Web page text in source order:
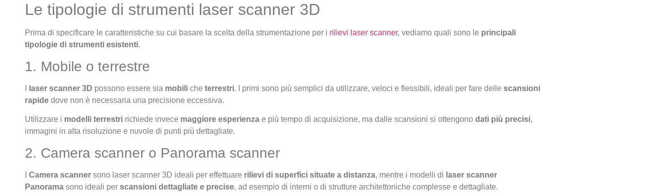
Le tipologie di strumenti laser scanner 3D
Prima di specificare le caratteristiche su cui basare la scelta della strumentazione per i rilievi laser scanner, vediamo quali sono le principali
tipologie di strumenti esistenti.
1. Mobile o terrestre
laser scanner 3D possono essere sia mobili che terrestri. I primi sono più semplici da utilizzare, veloci e flessibili, ideali per fare delle scansioni
rapide dove non è necessaria una precisione eccessiva.
Utilizzare i modelli terrestri richiede invece maggiore esperienza e più tempo di acquisizione, ma dalle scansioni si ottengono dati più precisi,
immagini in alta risoluzione e nuvole di punti più dettagliate.
2. Camera scanner o Panorama scanner
Camera scanner sono laser scanner 3D ideali per effettuare rilievi di superfici situate a distanza, mentre i modelli di laser scanner
Panorama sono ideali per scansioni dettagliate e precise, ad esempio di interni o di strutture architettoniche complesse e dettagliate.